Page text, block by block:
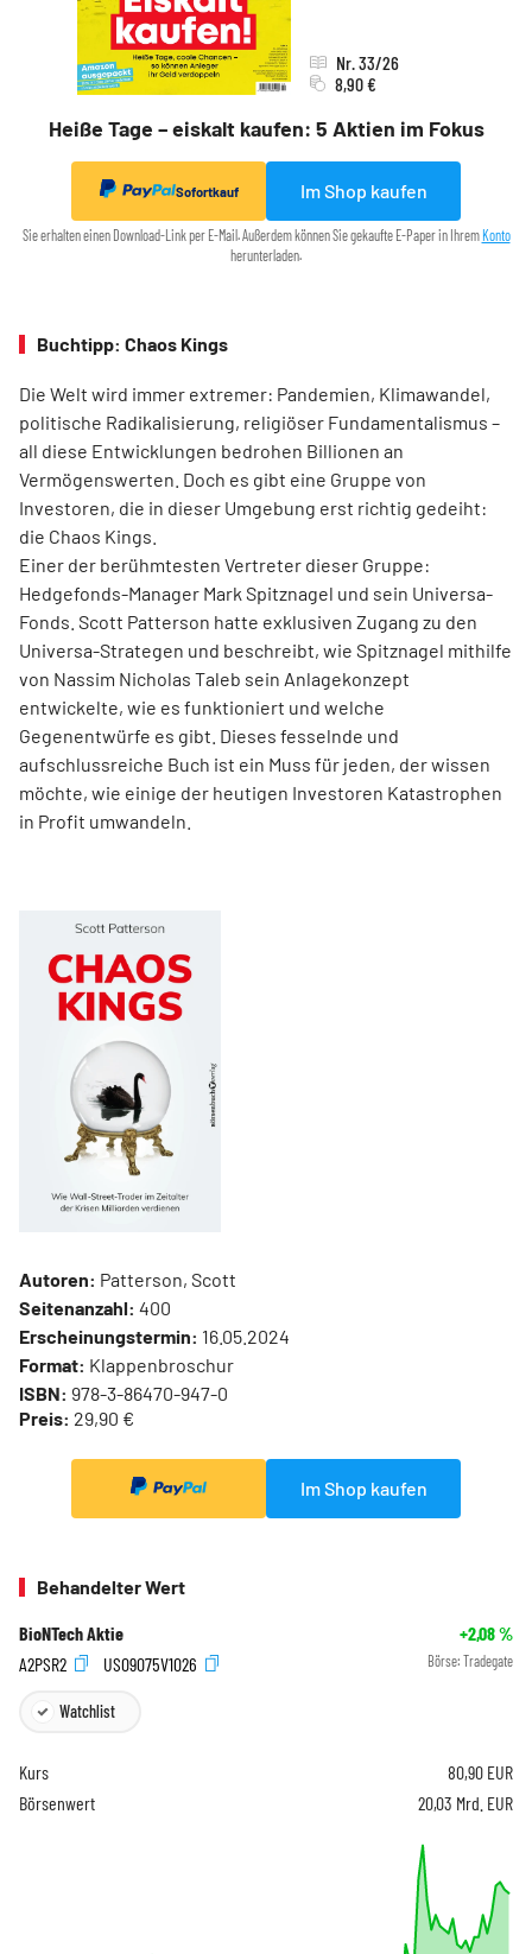
Heiße Tage – eiskalt kaufen: 5 Aktien im Fokus
Nr. 33/26
8,90 €
Sofortkauf Im Shop kaufen
Sie erhalten einen Download-Link per E-Mail. Außerdem können Sie gekaufte E-Paper in Ihrem Konto
herunterladen.
Buchtipp: Chaos Kings
Die Welt wird immer extremer: Pandemien, Klimawandel,
politische Radikalisierung, religiöser Fundamentalismus –
all diese Entwicklungen bedrohen Billionen an
Vermögenswerten. Doch es gibt eine Gruppe von
Investoren, die in dieser Umgebung erst richtig gedeiht:
die Chaos Kings.
Einer der berühmtesten Vertreter dieser Gruppe:
Hedgefonds-Manager Mark Spitznagel und sein Universa-
Fonds. Scott Patterson hatte exklusiven Zugang zu den
Universa-Strategen und beschreibt, wie Spitznagel mithilfe
von Nassim Nicholas Taleb sein Anlagekonzept
entwickelte, wie es funktioniert und welche
Gegenentwürfe es gibt. Dieses fesselnde und
aufschlussreiche Buch ist ein Muss für jeden, der wissen
möchte, wie einige der heutigen Investoren Katastrophen
in Profit umwandeln.
Autoren: Patterson, Scott
Seitenanzahl: 400
Erscheinungstermin: 16.05.2024
Format: Klappenbroschur
ISBN: 978-3-86470-947-0
Preis: 29,90 €
Im Shop kaufen
Behandelter Wert
BioNTech Aktie +2,08%
A2PSR2
US09075V1026 Börse: Tradegate
Watchlist
Kurs 80,90 EUR
Börsenwert
20,03 Mrd. EUR